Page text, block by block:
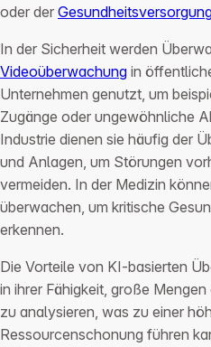
oder der
In der Sicherheit werden
Videoüberwachung in
Unternehmen genutzt, um
Zugänge oder ungewöhnliche
Industrie dienen sie häufig der
und Anlagen, um Störungen
vermeiden. In der Medizin
überwachen, um kritische
erkennen.
Die Vorteile von KI-basierten
in ihrer Fähigkeit, große
zu analysieren, was zu einer
Ressourcenschonung führen